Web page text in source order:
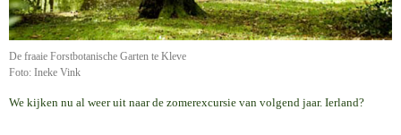
De fraaie Forstbotanische Garten te Kleve
Foto: Ineke Vink
We kijken nu al weer uit naar de zomerexcursie van volgend jaar. Ierland?